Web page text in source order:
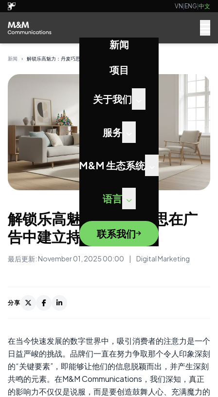
VN|ENG|中文
新闻
项目
关于我们
服务
M&M 生态系统
语言
联系我们
新闻 ›
解锁乐高魅力：丹麦巧思在广
告中建立持久联结
最后更新: November 01, 2025 00:00 | Digital Marketing
分享
在当今快速发展的数字世界中，吸引消费者的注意力是一个
日益严峻的挑战。品牌们一直在努力争取那个令人印象深刻
的“关键要素”，即能够让他们的信息脱颖而出，并产生深刻
共鸣的元素。在M&M Communications，我们深知，真正
的影响力不仅仅是说服，而是要创造鼓舞人心、充满魔力的